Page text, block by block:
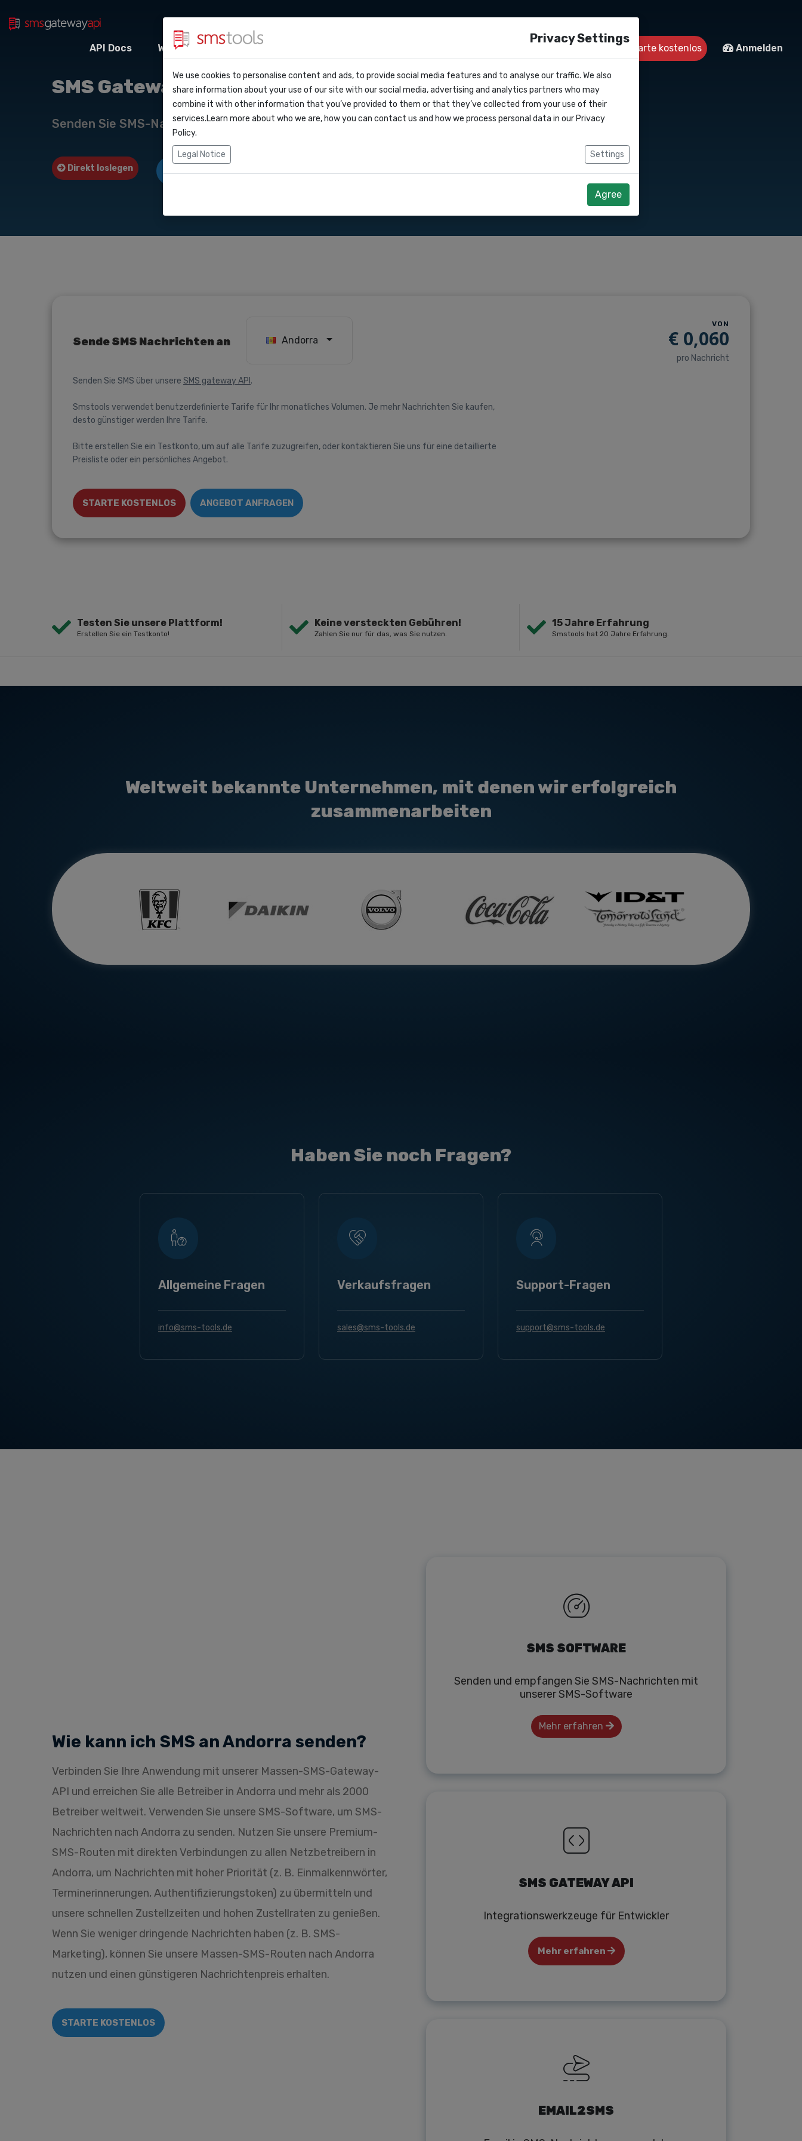
API Docs Webhooks Integrationen Kontakt Starte kostenlos Anmelden
API Docs
Zapier
Blog
Service level agreement
(sla)
Angebot anfordern
SMS Gateway API nach Andorra
Senden Sie SMS-Nachrichten über unsere SMS Gateway API.
Direkt loslegen Angebot anfordern
Sende SMS Nachrichten an Andorra
Senden Sie SMS über unsere SMS gateway API .
Smstools verwendet benutzerdefinierte Tarife für Ihr monatliches Volumen. Je mehr Nachrichten Sie kaufen,
desto günstiger werden Ihre Tarife.
Bitte erstellen Sie ein Testkonto, um auf alle Tarife zuzugreifen, oder kontaktieren Sie uns für eine detaillierte
Preisliste oder ein persönliches Angebot.
STARTE KOSTENLOS ANGEBOT ANFRAGEN
VON
€ 0,060
pro Nachricht
Testen Sie unsere Plattform!
Erstellen Sie ein Testkonto!
Keine versteckten Gebühren!
Zahlen Sie nur für das, was Sie nutzen.
15 Jahre Erfahrung
Smstools hat 20 Jahre Erfahrung.
Weltweit bekannte Unternehmen, mit denen wir erfolgreich
zusammenarbeiten
Haben Sie noch Fragen?
Allgemeine Fragen
info@sms-tools.de
Verkaufsfragen
sales@sms-tools.de
Support-Fragen
support@sms-tools.de
Wie kann ich SMS an Andorra senden?
Verbinden Sie Ihre Anwendung mit unserer Massen-SMS-Gateway-
API und erreichen Sie alle Betreiber in Andorra und mehr als 2000
Betreiber weltweit. Verwenden Sie unsere SMS-Software, um SMS-
Nachrichten nach Andorra zu senden. Nutzen Sie unsere Premium-
SMS-Routen mit direkten Verbindungen zu allen Netzbetreibern in
Andorra, um Nachrichten mit hoher Priorität (z. B. Einmalkennwörter,
Terminerinnerungen, Authentifizierungstoken) zu übermitteln und
unsere schnellen Zustellzeiten und hohen Zustellraten zu genießen.
Wenn Sie weniger dringende Nachrichten haben (z. B. SMS-
Marketing), können Sie unsere Massen-SMS-Routen nach Andorra
nutzen und einen günstigeren Nachrichtenpreis erhalten.
STARTE KOSTENLOS
SMS SOFTWARE
Senden und empfangen Sie SMS-Nachrichten mit
unserer SMS-Software
Mehr erfahren
SMS GATEWAY API
Integrationswerkzeuge für Entwickler
Mehr erfahren
EMAIL2SMS
Privacy Settings
We use cookies to personalise content and ads, to provide social media features and to analyse our traffic. We also
share information about your use of our site with our social media, advertising and analytics partners who may
combine it with other information that you’ve provided to them or that they’ve collected from your use of their
services.Learn more about who we are, how you can contact us and how we process personal data in our Privacy
Policy.
Legal Notice Settings
Agree